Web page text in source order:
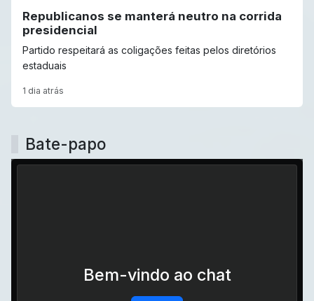
Republicanos se manterá neutro na corrida
presidencial
Partido respeitará as coligações feitas pelos diretórios
estaduais
1 dia atrás
Bate-papo
Bem-vindo ao chat